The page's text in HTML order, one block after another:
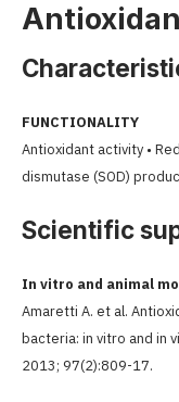
FUNCTIONALITY
Antioxidant activity •
dismutase (SOD)
Scientific
In vitro and animal
Amaretti A. et al.
bacteria: in vitro and in
2013; 97(2):809-17.